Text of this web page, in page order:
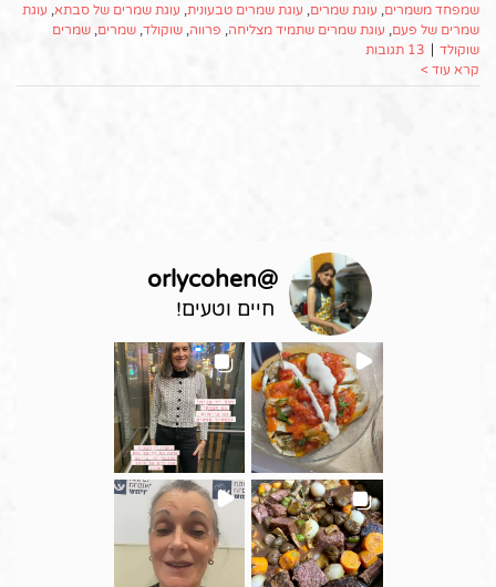
שמפחד משמרים, עוגת שמרים, עוגת שמרים טבעונית, עוגת שמרים של סבתא, עוגת
שמרים של פעם, עוגת שמרים שתמיד מצליחה, פרווה, שוקולד, שמרים, שמרים
שוקולד
13 תגובות
קרא עוד >
@
orlycohen
חיים וטעים!